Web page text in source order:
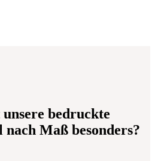
bedruckte
nach Maß besonders?